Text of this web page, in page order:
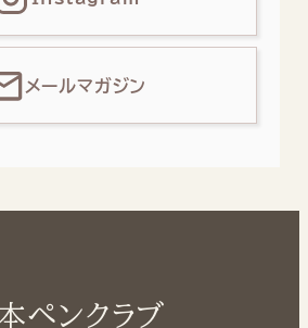
メールマガジン
ペンクラブ